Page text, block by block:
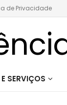
de Privacidade
SERVIÇOS